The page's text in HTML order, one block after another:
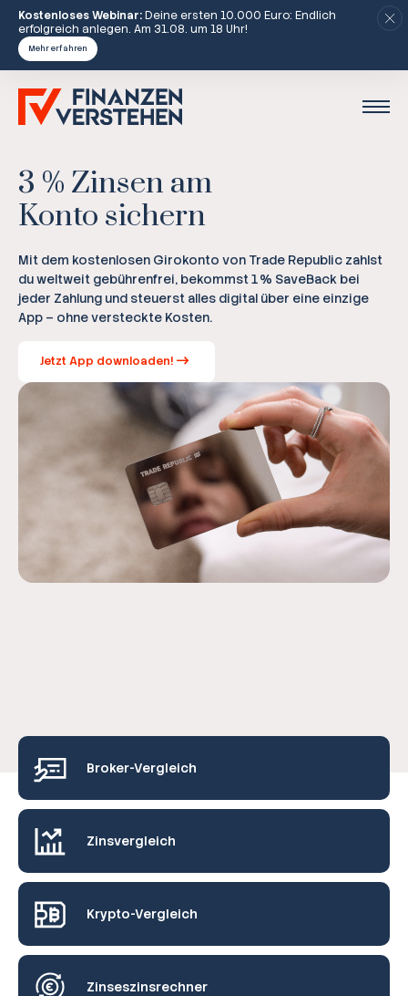
Kostenloses Webinar:Deine ersten 10.000 Euro: Endlich
erfolgreich anlegen. Am 31.08. um 18 Uhr!
Mehr erfahren
3 % Zinsen am
Konto sichern
Mit dem kostenlosen Girokonto von Trade Republic zahlst
du weltweit gebührenfrei, bekommst 1 % SaveBack bei
jeder Zahlung und steuerst alles digital über eine einzige
App – ohne versteckte Kosten.
Jetzt App downloaden!
Broker-Vergleich
Zinsvergleich
Krypto-Vergleich
Zinseszinsrechner